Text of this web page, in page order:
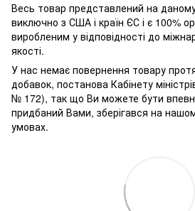
Весь товар представлений на
виключно з США і країн ЄС і є 100%
виробленим у відповідності до
якості.
У нас немає повернення товару
добавок, постанова Кабінету
№ 172), так що Ви можете бути
придбаний Вами, зберігався на
умовах.